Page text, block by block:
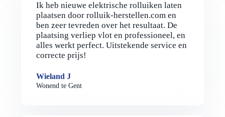
Ik heb nieuwe elektrische rolluiken laten
plaatsen door rolluik-herstellen.com en
ben zeer tevreden over het resultaat. De
plaatsing verliep vlot en professioneel, en
alles werkt perfect. Uitstekende service en
correcte prijs!
Wieland J
Wonend te Gent